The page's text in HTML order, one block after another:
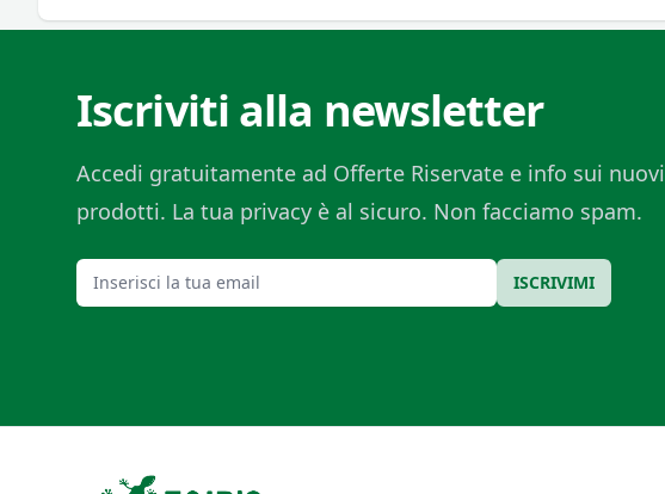
Iscriviti alla newsletter
Accedi gratuitamente ad Offerte Riservate e info sui nuovi
prodotti. La tua privacy è al sicuro. Non facciamo spam.
Email ISCRIVIMI